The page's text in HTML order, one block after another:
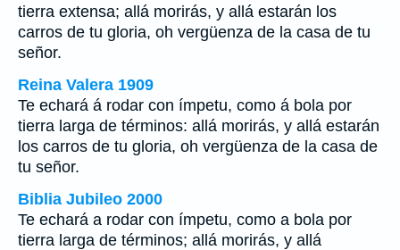
tierra extensa; allá morirás, y allá estarán los
carros de tu gloria, oh vergüenza de la casa de tu
señor.
Reina Valera 1909
Te echará á rodar con ímpetu, como á bola por
tierra larga de términos: allá morirás, y allá estarán
los carros de tu gloria, oh vergüenza de la casa de
tu señor.
Biblia Jubileo 2000
Te echará a rodar con ímpetu, como a bola por
tierra larga de términos; allá morirás, y allá